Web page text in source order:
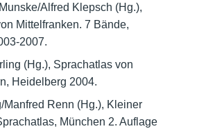
Alfred Klepsch (Hg.),
Mittelfranken. 7 Bände,
2007.
(Hg.), Sprachatlas von
Heidelberg 2004.
Manfred Renn (Hg.), Kleiner
München 2. Auflage